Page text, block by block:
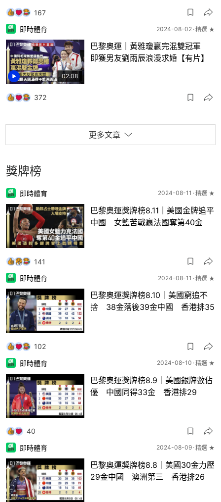
167
02:08
即時體育 2024-08-02 精選 ★
巴黎奧運｜黃雅瓊贏完混雙冠軍
即獲男友劉雨辰浪漫求婚【有片】
372
更多文章
獎牌榜
即時體育 2024-08-11 精選 ★
巴黎奧運獎牌榜8.11｜美國金牌追平
中國 女籃苦戰贏法國奪第40金
141
即時體育
2024-08-11 精選 ★
巴黎奧運獎牌榜8.10｜美國窮追不
捨 38金落後39金中國 香港排35
102
即時體育
2024-08-10 精選 ★
巴黎奧運獎牌榜8.9｜美國銀牌數佔
優 中國同得33金 香港排29
40
即時體育
2024-08-09 精選 ★
巴黎奧運獎牌榜8.8｜美國30金力壓
29金中國 澳洲第三 香港排26